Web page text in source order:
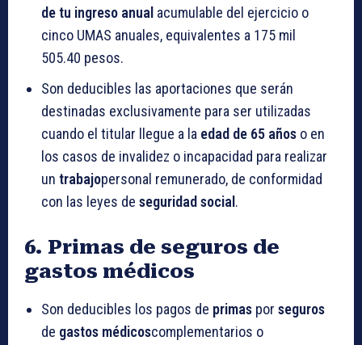
de tu ingreso anual acumulable del ejercicio o
cinco UMAS anuales, equivalentes a 175 mil
505.40 pesos.
Son deducibles las aportaciones que serán
destinadas exclusivamente para ser utilizadas
cuando el titular llegue a la edad de 65 años o en
los casos de invalidez o incapacidad para realizar
un trabajopersonal remunerado, de conformidad
con las leyes de seguridad social .
6. Primas de seguros de
gastos médicos
Son deducibles los pagos de primas por seguros
de gastos médicoscomplementarios o